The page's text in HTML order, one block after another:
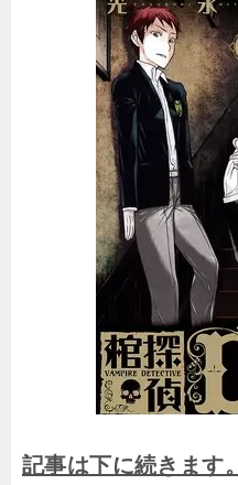
記事は下に続きます。